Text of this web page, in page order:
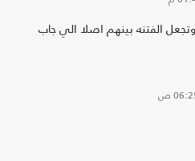
الفتنه بينهم اصلا الي جاب
ص